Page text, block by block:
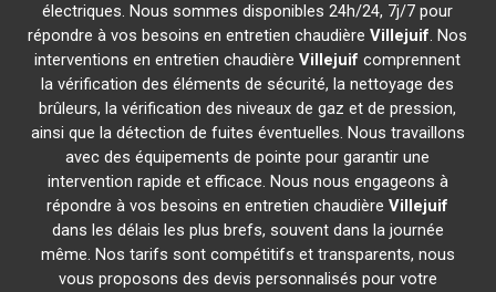
électriques. Nous sommes disponibles 24h/24, 7j/7 pour
répondre à vos besoins en entretien chaudièreVillejuif. Nos
interventions en entretien chaudièreVillejuif comprennent
la vérification des éléments de sécurité, la nettoyage des
brûleurs, la vérification des niveaux de gaz et de pression,
ainsi que la détection de fuites éventuelles. Nous travaillons
avec des équipements de pointe pour garantir une
intervention rapide et efficace. Nous nous engageons à
répondre à vos besoins en entretien chaudièreVillejuif
dans les délais les plus brefs, souvent dans la journée
même. Nos tarifs sont compétitifs et transparents, nous
vous proposons des devis personnalisés pour votre